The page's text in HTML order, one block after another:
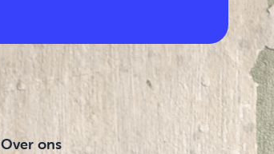
Over ons